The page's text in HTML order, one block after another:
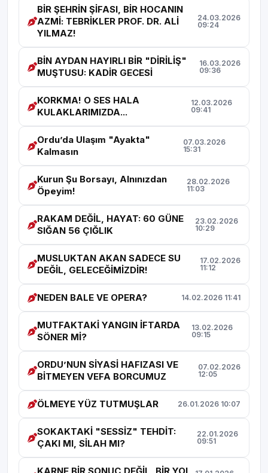
BİR ŞEHRİN ŞİFASI, BİR HOCANIN
AZMİ: TEBRİKLER PROF. DR. ALİ
YILMAZ!
24.03.2026
09:24
BİN AYDAN HAYIRLI BİR "DİRİLİŞ"
MUŞTUSU: KADİR GECESİ
16.03.2026
09:36
KORKMA! O SES HALA
KULAKLARIMIZDA...
12.03.2026
09:41
Ordu’da Ulaşım "Ayakta"
Kalmasın
07.03.2026
15:31
Kurun Şu Borsayı, Alnınızdan
Öpeyim!
28.02.2026
11:03
RAKAM DEĞİL, HAYAT: 60 GÜNE
SIĞAN 56 ÇIĞLIK
23.02.2026
10:29
MUSLUKTAN AKAN SADECE SU
DEĞİL, GELECEĞİMİZDİR!
17.02.2026
11:12
NEDEN BALE VE OPERA? 14.02.2026 11:41
MUTFAKTAKİ YANGIN İFTARDA
SÖNER Mİ?
13.02.2026
09:15
ORDU’NUN SİYASİ HAFIZASI VE
BİTMEYEN VEFA BORCUMUZ
07.02.2026
12:05
ÖLMEYE YÜZ TUTMUŞLAR 26.01.2026 10:07
SOKAKTAKİ "SESSİZ" TEHDİT:
ÇAKI MI, SİLAH MI?
22.01.2026
09:51